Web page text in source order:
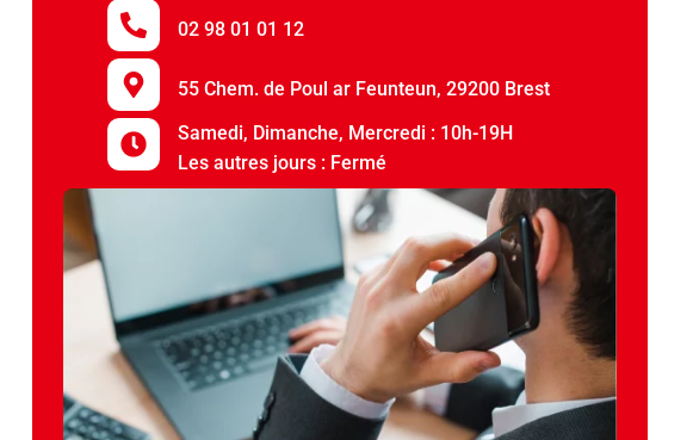
02 98 01 01 12
55 Chem. de Poul ar Feunteun, 29200 Brest
Samedi, Dimanche, Mercredi : 10h-19H
Les autres jours : Fermé